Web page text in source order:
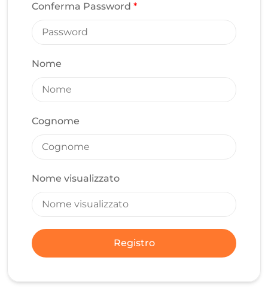
Conferma Password *
Nome
Cognome
Nome visualizzato
Registro